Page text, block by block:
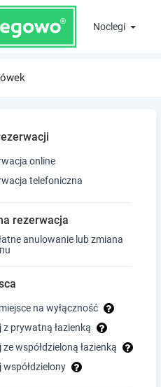
Noclegi
online
telefoniczna
rezerwacja
anulowanie lub zmiana
na wyłączność
z prywatną łazienką
ze współdzieloną łazienką
współdzielony